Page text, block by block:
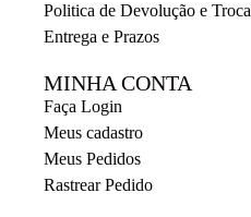
Politica de Devolução e Troca
Entrega e Prazos
MINHA CONTA
Faça Login
Meus cadastro
Meus Pedidos
Rastrear Pedido